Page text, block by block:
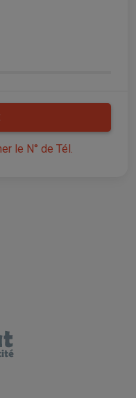
le N° de Tél.